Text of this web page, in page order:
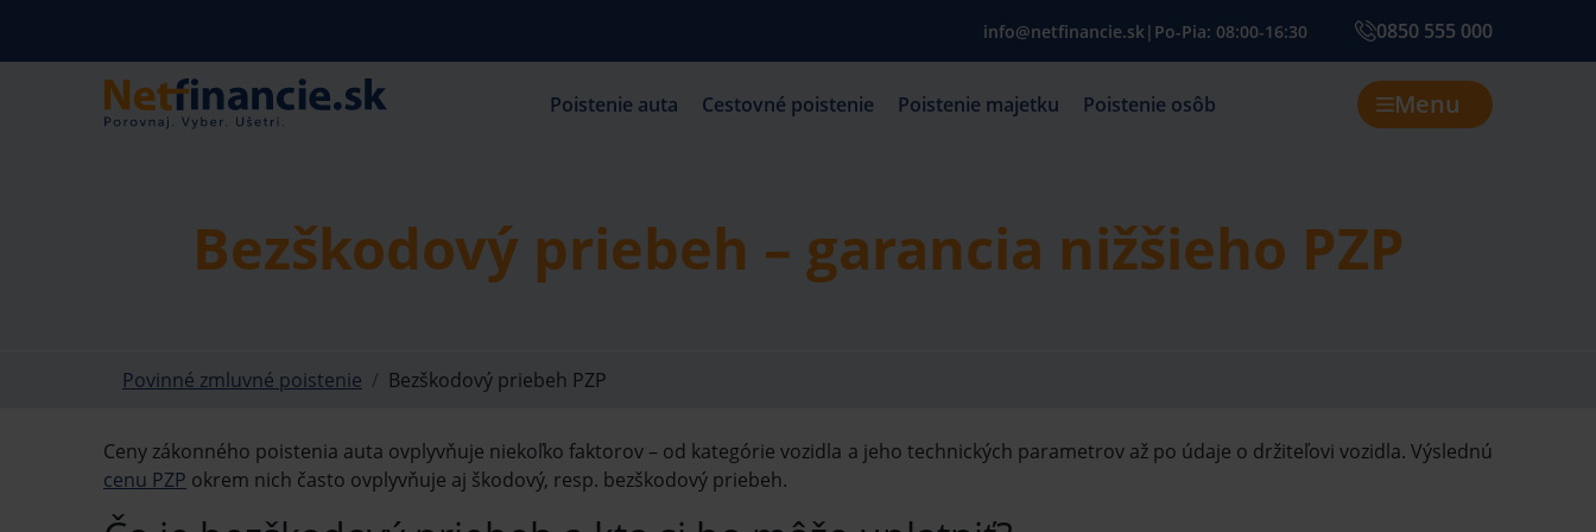
info@netfinancie.sk | Po-Pia: 08:00-16:30 0850 555 000
Poistenie auta Cestovné poistenie Poistenie majetku Poistenie osôb Menu
Bezškodový priebeh – garancia nižšieho PZP
Povinné zmluvné poistenie Bezškodový priebeh PZP
Ceny zákonného poistenia auta ovplyvňuje niekoľko faktorov – od kategórie vozidla a jeho technických parametrov až po údaje o držiteľovi vozidla. Výslednú
cenu PZP okrem nich často ovplyvňuje aj škodový, resp. bezškodový priebeh.